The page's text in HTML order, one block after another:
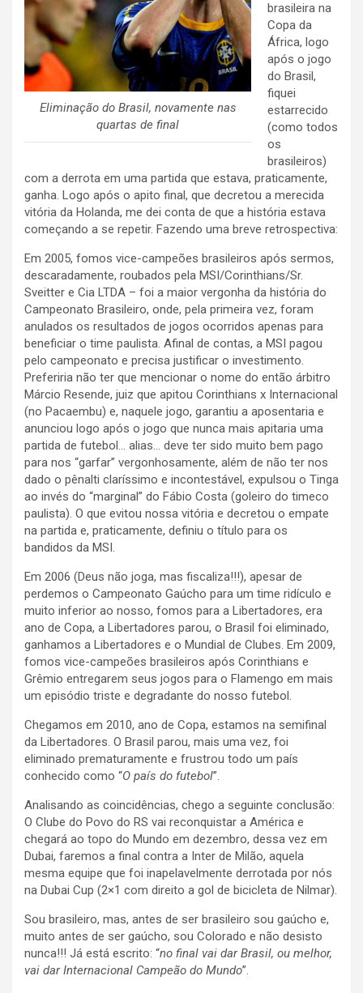
Eliminação do Brasil, novamente nas
quartas de final
brasileira na
Copa da
África, logo
após o jogo
do Brasil,
fiquei
estarrecido
(como todos
os
brasileiros)
com a derrota em uma partida que estava, praticamente,
ganha. Logo após o apito final, que decretou a merecida
vitória da Holanda, me dei conta de que a história estava
começando a se repetir. Fazendo uma breve retrospectiva:
Em 2005, fomos vice-campeões brasileiros após sermos,
descaradamente, roubados pela MSI/Corinthians/Sr.
Sveitter e Cia LTDA – foi a maior vergonha da história do
Campeonato Brasileiro, onde, pela primeira vez, foram
anulados os resultados de jogos ocorridos apenas para
beneficiar o time paulista. Afinal de contas, a MSI pagou
pelo campeonato e precisa justificar o investimento.
Preferiria não ter que mencionar o nome do então árbitro
Márcio Resende, juiz que apitou Corinthians x Internacional
(no Pacaembu) e, naquele jogo, garantiu a aposentaria e
anunciou logo após o jogo que nunca mais apitaria uma
partida de futebol… alias… deve ter sido muito bem pago
para nos “garfar” vergonhosamente, além de não ter nos
dado o pênalti claríssimo e incontestável, expulsou o Tinga
ao invés do “marginal” do Fábio Costa (goleiro do timeco
paulista). O que evitou nossa vitória e decretou o empate
na partida e, praticamente, definiu o título para os
bandidos da MSI.
Em 2006 (Deus não joga, mas fiscaliza!!!), apesar de
perdemos o Campeonato Gaúcho para um time ridículo e
muito inferior ao nosso, fomos para a Libertadores, era
ano de Copa, a Libertadores parou, o Brasil foi eliminado,
ganhamos a Libertadores e o Mundial de Clubes. Em 2009,
fomos vice-campeões brasileiros após Corinthians e
Grêmio entregarem seus jogos para o Flamengo em mais
um episódio triste e degradante do nosso futebol.
Chegamos em 2010, ano de Copa, estamos na semifinal
da Libertadores. O Brasil parou, mais uma vez, foi
eliminado prematuramente e frustrou todo um país
conhecido como “O país do futebol”.
Analisando as coincidências, chego a seguinte conclusão:
O Clube do Povo do RS vai reconquistar a América e
chegará ao topo do Mundo em dezembro, dessa vez em
Dubai, faremos a final contra a Inter de Milão, aquela
mesma equipe que foi inapelavelmente derrotada por nós
na Dubai Cup (2×1 com direito a gol de bicicleta de Nilmar).
Sou brasileiro, mas, antes de ser brasileiro sou gaúcho e,
muito antes de ser gaúcho, sou Colorado e não desisto
nunca!!! Já está escrito: “no final vai dar Brasil, ou melhor,
vai dar Internacional Campeão do Mundo”.